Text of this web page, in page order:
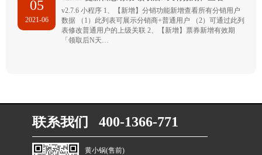
05
2021-06
v2.7.6 小程序 1、【新增】分销功能新增查看所有分销用户
数据 （1）此列表可展示分销商+普通用户 （2）可通过此列
表修改普通用户的上级关联 2、【新增】票券新增有效期
「领取后N天…
联系我们 400-1366-771
黄小锅(售前)